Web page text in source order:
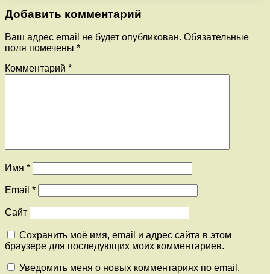
Добавить комментарий
Ваш адрес email не будет опубликован. Обязательные
поля помечены *
Комментарий *
Имя *
Email *
Сайт
Сохранить моё имя, email и адрес сайта в этом
браузере для последующих моих комментариев.
Уведомить меня о новых комментариях по email.